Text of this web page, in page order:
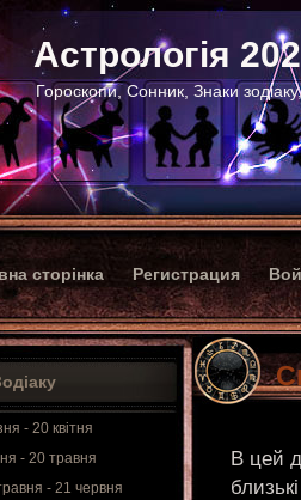
Астрологія
Гороскопи, Сонник, Знаки
сторінка Регистрация
- 20 квітня
- 20 травня
- 21 червня
В цей